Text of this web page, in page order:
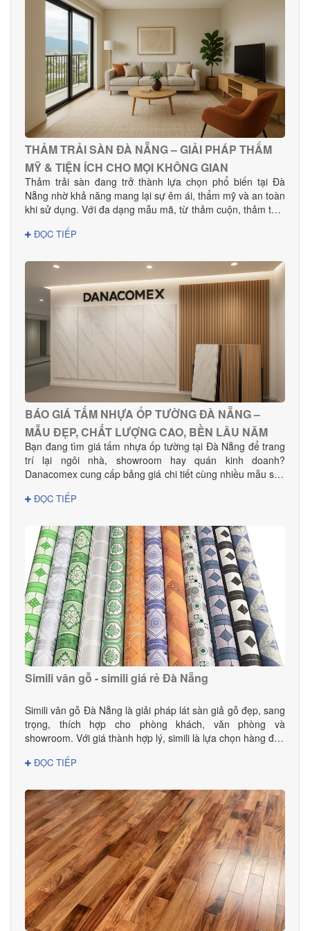
khách sạn, showroom và văn phòng tin dùng.
THẢM TRẢI SÀN ĐÀ NẴNG – GIẢI PHÁP THẨM
MỸ & TIỆN ÍCH CHO MỌI KHÔNG GIAN
Thảm trải sàn đang trở thành lựa chọn phổ biến tại Đà
Nẵng nhờ khả năng mang lại sự êm ái, thẩm mỹ và an toàn
khi sử dụng. Với đa dạng mẫu mã, từ thảm cuộn, thảm tấm
mọi nhu cầu decor và thi công dự án.
ĐỌC TIẾP
BÁO GIÁ TẤM NHỰA ỐP TƯỜNG ĐÀ NẴNG –
MẪU ĐẸP, CHẤT LƯỢNG CAO, BỀN LÂU NĂM
Bạn đang tìm giá tấm nhựa ốp tường tại Đà Nẵng để trang
trí lại ngôi nhà, showroom hay quán kinh doanh?
Danacomex cung cấp bảng giá chi tiết cùng nhiều mẫu sản
ĐỌC TIẾP
Simili vân gỗ - simili giá rẻ Đà Nẵng
Simili vân gỗ Đà Nẵng là giải pháp lát sàn giả gỗ đẹp, sang
trọng, thích hợp cho phòng khách, văn phòng và
showroom. Với giá thành hợp lý, simili là lựa chọn hàng đầu
ĐỌC TIẾP